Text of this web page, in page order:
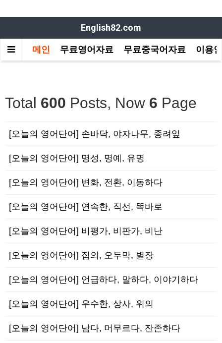
English82.com
메인 무료영어자료 무료중국어자료 이용
Total 600 Posts, Now 6 Page
[오늘의 영어단어] 손바닥, 야자나무, 종려잎
[오늘의 영어단어] 명성, 명예, 유명
[오늘의 영어단어] 변화, 전환, 이동하다
[오늘의 영어단어] 연속한, 직선, 똑바로
[오늘의 영어단어] 비평가, 비판가, 비난
[오늘의 영어단어] 집의, 오두막, 별장
[오늘의 영어단어] 언급하다, 말하다, 이야기하다
[오늘의 영어단어] 우수한, 상사, 위의
[오늘의 영어단어] 남다, 머무르다, 잔존하다